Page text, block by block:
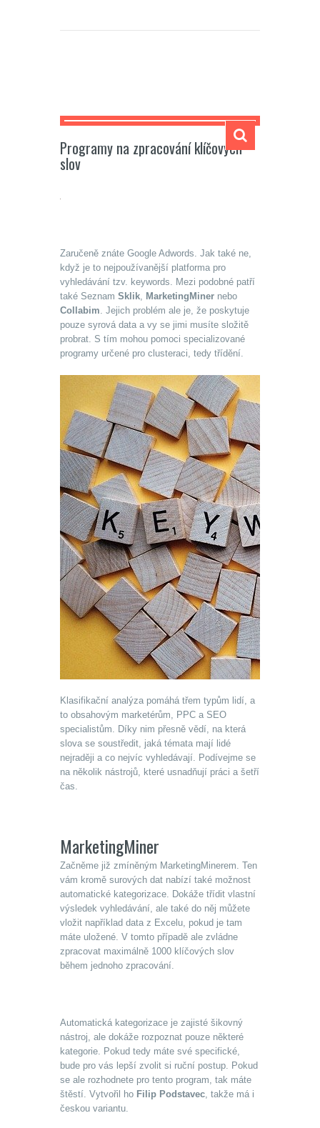
Programy na zpracování klíčových
slov
Zaručeně znáte Google Adwords. Jak také ne,
když je to nejpoužívanější platforma pro
vyhledávání tzv. keywords. Mezi podobné patří
také Seznam Sklik, MarketingMiner nebo
Collabim. Jejich problém ale je, že poskytuje
pouze syrová data a vy se jimi musíte složitě
probrat. S tím mohou pomoci specializované
programy určené pro clusteraci, tedy třídění.
Klasifikační analýza pomáhá třem typům lidí, a
to obsahovým marketérům, PPC a SEO
specialistům. Díky nim přesně vědí, na která
slova se soustředit, jaká témata mají lidé
nejraději a co nejvíc vyhledávají. Podívejme se
na několik nástrojů, které usnadňují práci a šetří
čas.
MarketingMiner
Začněme již zmíněným MarketingMinerem. Ten
vám kromě surových dat nabízí také možnost
automatické kategorizace. Dokáže třídit vlastní
výsledek vyhledávání, ale také do něj můžete
vložit například data z Excelu, pokud je tam
máte uložené. V tomto případě ale zvládne
zpracovat maximálně 1000 klíčových slov
během jednoho zpracování.
Automatická kategorizace je zajisté šikovný
nástroj, ale dokáže rozpoznat pouze některé
kategorie. Pokud tedy máte své specifické,
bude pro vás lepší zvolit si ruční postup. Pokud
se ale rozhodnete pro tento program, tak máte
štěstí. Vytvořil ho Filip Podstavec, takže má i
českou variantu.